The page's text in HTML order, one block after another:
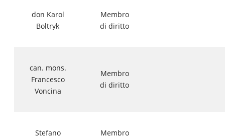
don Karol
Boltryk
Membro
di diritto
can. mons.
Francesco
Voncina
Membro
di diritto
Stefano
Membro